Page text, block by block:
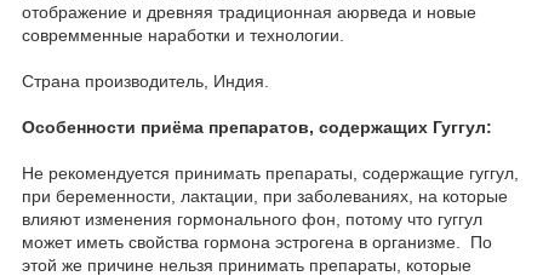
отображение и древняя традиционная аюрведа и новые
совремменные наработки и технологии.
Страна производитель, Индия.
Особенности приёма препаратов, содержащих Гуггул:
Не рекомендуется принимать препараты, содержащие гуггул,
при беременности, лактации, при заболеваниях, на которые
влияют изменения гормонального фон, потому что гуггул
может иметь свойства гормона эстрогена в организме. По
этой же причине нельзя принимать препараты, которые